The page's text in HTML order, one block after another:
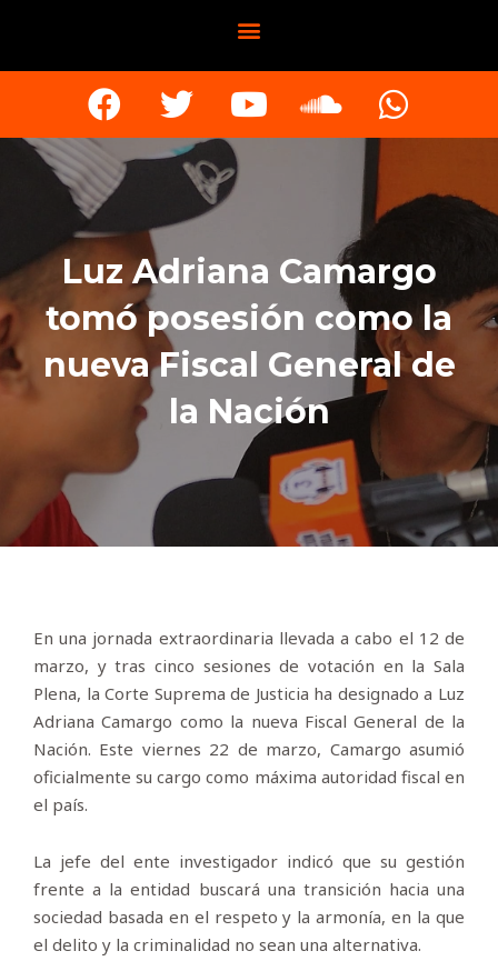
Luz Adriana Camargo
tomó posesión como la
nueva Fiscal General de
la Nación
En una jornada extraordinaria llevada a cabo el 12 de
marzo, y tras cinco sesiones de votación en la Sala
Plena, la Corte Suprema de Justicia ha designado a Luz
Adriana Camargo como la nueva Fiscal General de la
Nación. Este viernes 22 de marzo, Camargo asumió
oficialmente su cargo como máxima autoridad fiscal en
el país.
La jefe del ente investigador indicó que su gestión
frente a la entidad buscará una transición hacia una
sociedad basada en el respeto y la armonía, en la que
el delito y la criminalidad no sean una alternativa.